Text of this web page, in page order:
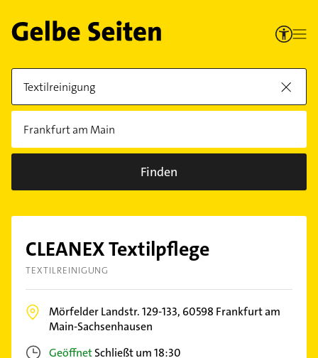
Finden
CLEANEX Textilpflege
TEXTILREINIGUNG
Mörfelder Landstr. 129-133, 60598 Frankfurt am
Main-Sachsenhausen
GeöffnetSchließt um 18:30